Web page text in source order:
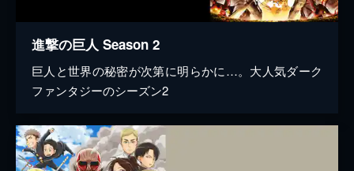
進撃の巨人 Season 2
巨人と世界の秘密が次第に明らかに…。大人気ダーク
ファンタジーのシーズン2